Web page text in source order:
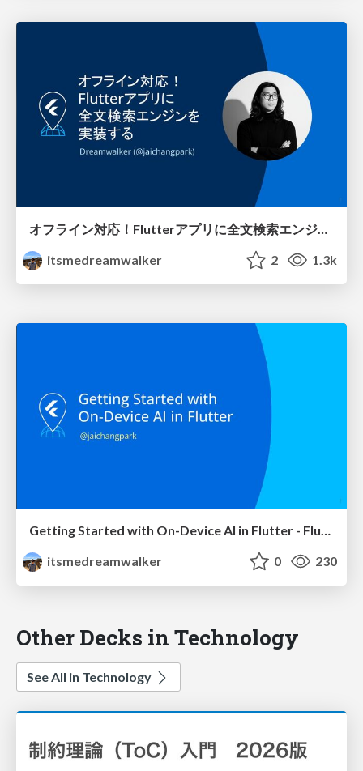
オフライン対応！Flutterアプリに全文検索エンジンを実装する @FlutterKaigi2025
itsmedreamwalker
2 1.3k
Getting Started with On-Device AI in Flutter - Flutter Alliance 2025
itsmedreamwalker
0 230
Other Decks in Technology
See All in Technology